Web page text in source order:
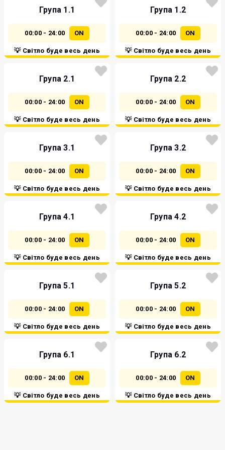
Група 1.1
00:00 - 24:00 ON
💡 Світло буде весь день
Група 1.2
00:00 - 24:00 ON
💡 Світло буде весь день
Група 2.1
00:00 - 24:00 ON
💡 Світло буде весь день
Група 2.2
00:00 - 24:00 ON
💡 Світло буде весь день
Група 3.1
00:00 - 24:00 ON
💡 Світло буде весь день
Група 3.2
00:00 - 24:00 ON
💡 Світло буде весь день
Група 4.1
00:00 - 24:00 ON
💡 Світло буде весь день
Група 4.2
00:00 - 24:00 ON
💡 Світло буде весь день
Група 5.1
00:00 - 24:00 ON
💡 Світло буде весь день
Група 5.2
00:00 - 24:00 ON
💡 Світло буде весь день
Група 6.1
00:00 - 24:00 ON
💡 Світло буде весь день
Група 6.2
00:00 - 24:00 ON
💡 Світло буде весь день